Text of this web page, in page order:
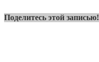
Поделитесь этой записью!